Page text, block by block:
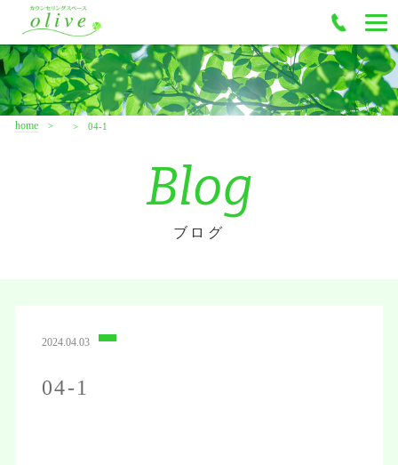
home 04-1
Blog
ブログ
2024.04.03
04-1